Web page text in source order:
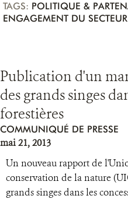
TAGS: POLITIQUE &
ENGAGEMENT DU SECTEUR
Publication d'un
des grands singes
forestières
COMMUNIQUÉ DE PRESSE
mai 21, 2013
Un nouveau rapport de
conservation de la nature
grands singes dans les